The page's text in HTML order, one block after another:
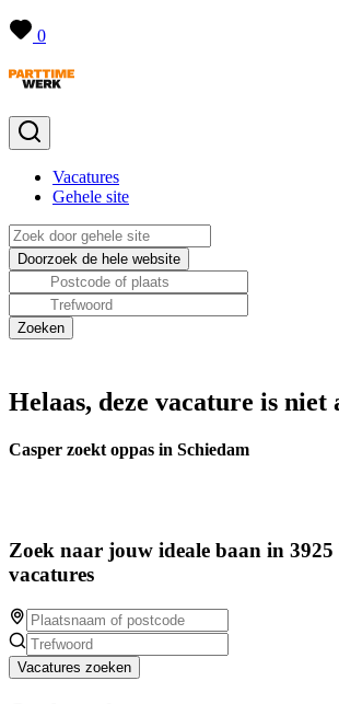
0
Vacatures
Gehele site
Helaas, deze vacature is niet
Casper zoekt oppas in Schiedam
Zoek naar jouw ideale baan in 3925
vacatures
Vacatures zoeken